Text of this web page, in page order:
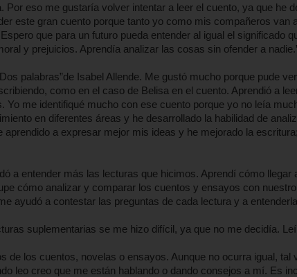
Por eso me gustaría volver intentar a leer el cuento, ya que he
este gran cuento porque tanto yo como mis compañeros van
que para un futuro pueda entender al igual el significado
y prejuicios. Aprendía analizar las cosas sin ofender a
palabras”de Isabel Allende. Me gustó mucho porque pude
como en el caso de Belisa en el cuento. Aprendió a
Yo me identifiqué mucho con ese cuento porque yo no leía
en diferentes áreas y he desarrollado la habilidad de
a expresar mejor mis ideas y he mejorado la
a entender más las lecturas que hicimos. Aprendí cómo llegar
cómo analizar y comparar los cuentos y ensayos con
ayudó a contestar las preguntas de cada lectura y a
suplementarias se me hizo difícil, ya que no me decidía.
de los cuentos, novelas o ensayos. Aunque no ocurra igual, tal
leo creo que me están hablando o dando consejos a mí. Es